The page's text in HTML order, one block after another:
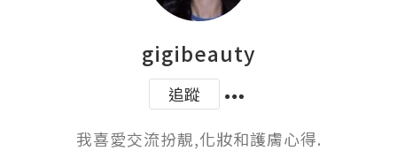
gigibeauty
追蹤
我喜愛交流扮靚,化妝和護膚心得.